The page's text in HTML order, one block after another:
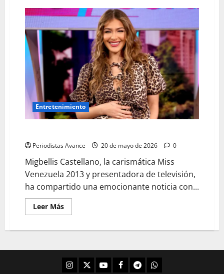
Entretenimiento
Periodistas Avance 20 de mayo de 2026 0
Migbellis Castellano, la carismática Miss
Venezuela 2013 y presentadora de televisión,
ha compartido una emocionante noticia con...
Leer Más